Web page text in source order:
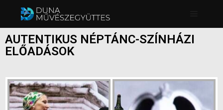
AUTENTIKUS NÉPTÁNC-SZÍNHÁZI
ELŐADÁSOK